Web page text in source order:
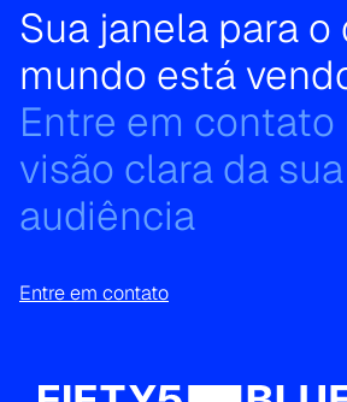
Sua janela para o
mundo está
Entre em contato
visão clara da sua
audiência
Entre em contato